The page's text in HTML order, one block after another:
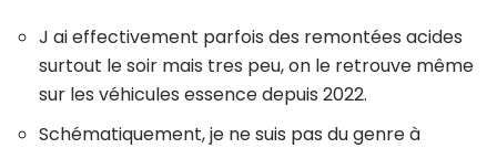
J ai effectivement parfois des remontées acides
surtout le soir mais tres peu, on le retrouve même
sur les véhicules essence depuis 2022.
Schématiquement, je ne suis pas du genre à